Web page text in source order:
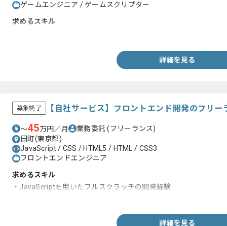
ゲームエンジニア / ゲームスクリプター
求めるスキル
詳細を見る
募集終了 【自社サービス】フロントエンド開発のフリ
〜45万円／月 業務委託(フリーランス)
田町(東京都)
JavaScript / CSS / HTML5 / HTML / CSS3
フロントエンドエンジニア
求めるスキル
・JavaScriptを用いたフルスクラッチの開発経験
詳細を見る